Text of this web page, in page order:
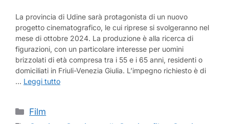
La provincia di Udine sarà protagonista di un nuovo
progetto cinematografico, le cui riprese si svolgeranno nel
mese di ottobre 2024. La produzione è alla ricerca di
figurazioni, con un particolare interesse per uomini
brizzolati di età compresa tra i 55 e i 65 anni, residenti o
domiciliati in Friuli-Venezia Giulia. L’impegno richiesto è di
… Leggi tutto
Categorie
Film